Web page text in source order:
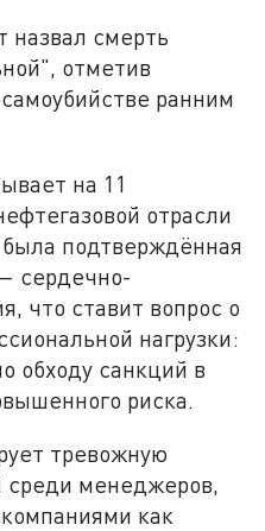
назвал смерть
отметив
ранним
на 11
отрасли
была подтверждённая
сердечно-
что ставит вопрос о
нагрузки:
обходу санкций в
риска.
тревожную
среди менеджеров,
как